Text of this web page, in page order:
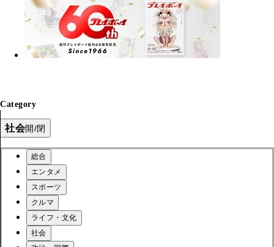
Category
社会開/閉
総合
エンタメ
スポーツ
クルマ
ライフ・文化
社会